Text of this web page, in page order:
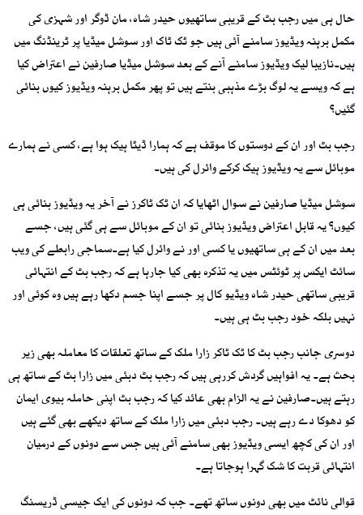
حال ہی میں رجب بٹ کے قریبی ساتھیوں حیدر شاہ، مان ڈوگر اور شہزی کی
مکمل برہنہ ویڈیوز سامنے آئی ہیں جو ٹک ٹاک اور سوشل میڈیا پر ٹرینڈنگ میں
ہیں۔نازیبا لیک ویڈیوز سامنے آنے کے بعد سوشل میڈیا صارفین نے اعتراض کیا
ہے کہ ویسے یہ لوگ بڑے مذہبی بنتے ہیں تو پھر مکمل برہنہ ویڈیوز کیوں بنائی
گئیں؟
رجب بٹ اور ان کے دوستوں کا موقف ہے کہ ہمارا ڈیٹا ہیک ہوا ہے، کسی نے ہمارے
موبائل سے یہ ویڈیوز ہیک کرکے وائرل کی ہیں۔
سوشل میڈیا صارفین نے سوال اٹھایا کہ ان ٹک ٹاکرز نے آخر یہ ویڈیوز بنائی ہی
کیوں؟ یہ قابل اعتراض ویڈیوز بنائی تو ان کے موبائل سے ہی گئی ہیں، جسے
بعد میں ان کے ہی ساتھیوں یا کسی اور نے وائرل کیا ہے۔سماجی رابطے کی ویب
سائٹ ایکس پر ٹوئٹس میں یہ تذکرہ بھی کیا جارہا ہے کہ رجب بٹ کے انتہائی
قریبی ساتھی حیدر شاہ ویڈیو کال پر جسے اپنا جسم دکھا رہے ہیں وہ کوئی اور
نہیں بلکہ خود رجب بٹ ہی ہیں۔
دوسری جانب رجب بٹ کا ٹک ٹاکر زارا ملک کے ساتھ تعلقات کا معاملہ بھی زیر
بحث ہے۔ یہ افواہیں گردش کررہی ہیں کہ رجب بٹ دبئی میں زارا بٹ کے ساتھ ہی
رہتے ہیں۔صارفین نے یہ الزام بھی عائد کیا کہ رجب بٹ اپنی حاملہ بیوی ایمان
کو دھوکا دے رہے ہیں۔ رجب دبئی میں زارا ملک کے ساتھ دیکھے بھی گئے ہیں
اور ان کی کچھ ایسی ویڈیوز بھی سامنے آئی ہیں جس سے دونوں کے درمیان
انتہائی قربت کا شک گہرا ہوجاتا ہے۔
قوالی نائٹ میں بھی دونوں ساتھ تھے۔ جب کہ دونوں کی ایک جیسی ڈریسنگ